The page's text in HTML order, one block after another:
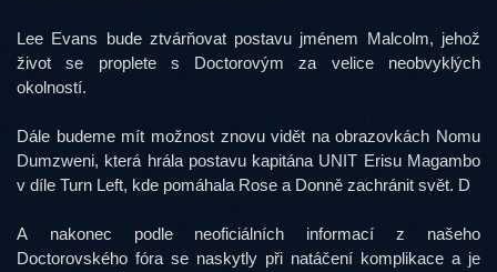
Lee Evans bude ztvárňovat postavu jménem Malcolm, jehož
život se proplete s Doctorovým za velice neobvyklých
okolností.
Dále budeme mít možnost znovu vidět na obrazovkách Nomu
Dumzweni, která hrála postavu kapitána UNIT Erisu Magambo
v díle Turn Left, kde pomáhala Rose a Donně zachránit svět. D
A nakonec podle neoficiálních informací z našeho
Doctorovského fóra se naskytly při natáčení komplikace a je